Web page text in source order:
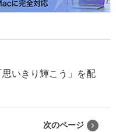
思いきり輝こう」を配
次のページ